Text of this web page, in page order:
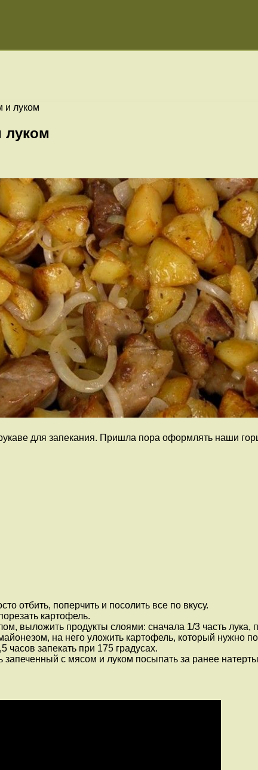
и луком
луком
для запекания. Пришла пора оформлять наши
отбить, поперчить и посолить все по вкусу.
картофель.
выложить продукты слоями: сначала 1/3 часть лука,
на него уложить картофель, который нужно
запекать при 175 градусах.
запеченный с мясом и луком посыпать за ранее